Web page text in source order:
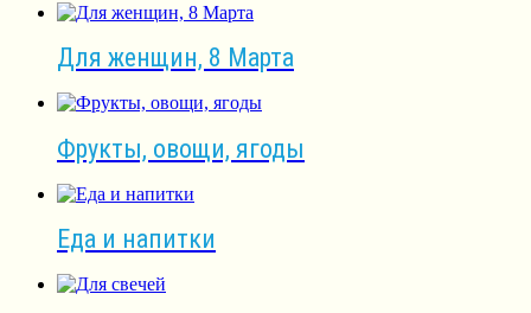
Для женщин, 8 Марта
Фрукты, овощи, ягоды
Еда и напитки